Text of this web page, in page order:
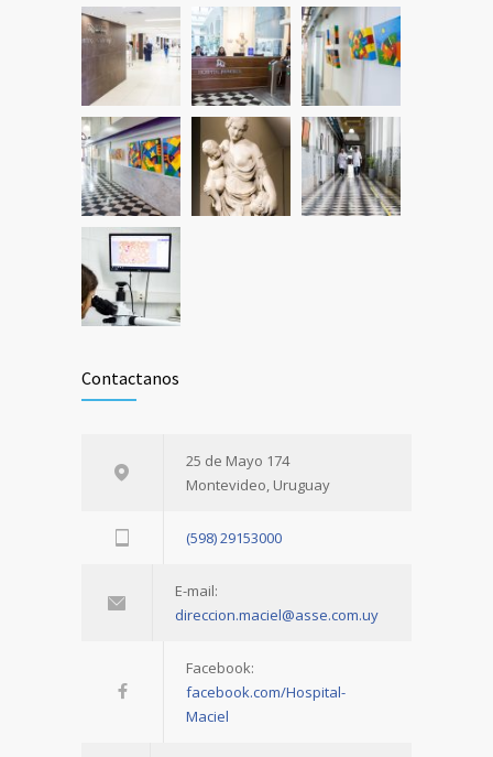
Contactanos
25 de Mayo 174
Montevideo, Uruguay
(598) 29153000
E-mail:
direccion.maciel@asse.com.uy
Facebook:
facebook.com/Hospital-
Maciel